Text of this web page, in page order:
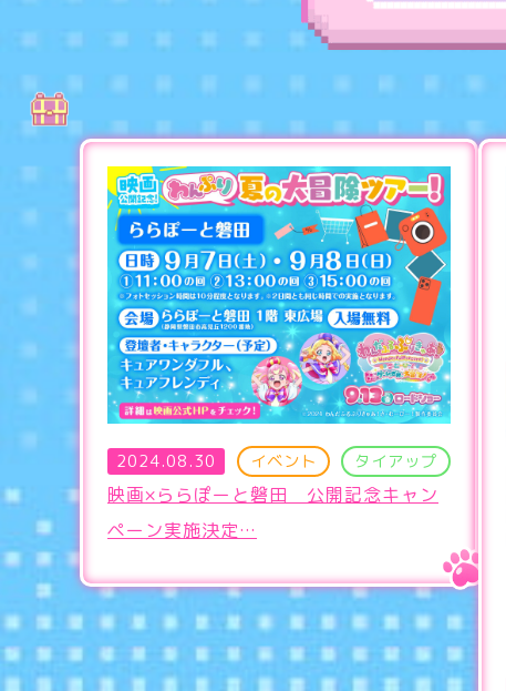
2024.08.30 イベント タイアップ
映画×ららぽーと磐田 公開記念キャン
ペーン実施決定…